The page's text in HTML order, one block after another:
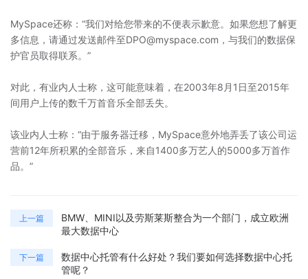
MySpace还称：“我们对给您带来的不便表示歉意。如果您想了解更
多信息，请通过发送邮件至DPO@myspace.com，与我们的数据保
护官员取得联系。”
对此，有业内人士称，这可能意味着，在2003年8月1日至2015年
间用户上传的数千万首音乐全部丢失。
该业内人士称：“由于服务器迁移，MySpace意外地弄丢了该公司运
营前12年所积累的全部音乐，来自1400多万艺人的5000多万首作
品。”
上一篇
BMW、MINI以及劳斯莱斯整合为一个部门，成立欧洲
最大数据中心
下一篇
数据中心托管有什么好处？我们要如何选择数据中心托
管呢？